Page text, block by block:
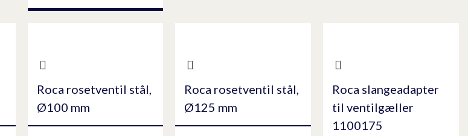
Roca rosetventil stål,
Ø100 mm
Roca rosetventil stål,
Ø125 mm
Roca slangeadapter
til ventilgæller
1100175